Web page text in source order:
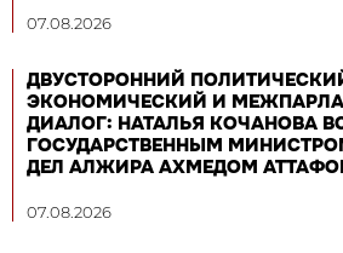
07.08.2026
ДВУСТОРОННИЙ
ЭКОНОМИЧЕСКИЙ И
ДИАЛОГ: НАТАЛЬЯ КОЧАНОВА
ГОСУДАРСТВЕННЫМ
ДЕЛ АЛЖИРА АХМЕДОМ
07.08.2026